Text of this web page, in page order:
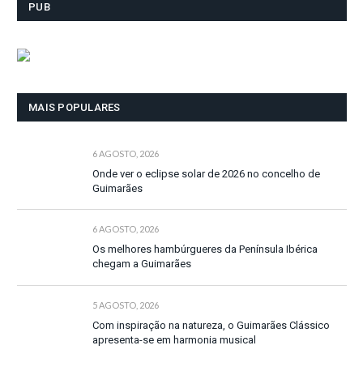
PUB
MAIS POPULARES
6 AGOSTO, 2026
Onde ver o eclipse solar de 2026 no concelho de
Guimarães
6 AGOSTO, 2026
Os melhores hambúrgueres da Península Ibérica
chegam a Guimarães
5 AGOSTO, 2026
Com inspiração na natureza, o Guimarães Clássico
apresenta-se em harmonia musical